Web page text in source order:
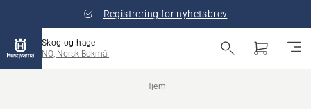
Registrering for nyhetsbrev
Skog og hage
NO, Norsk Bokmål
Hjem